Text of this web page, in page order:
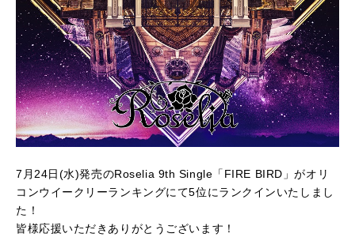
7月24日(水)発売のRoselia 9th Single「FIRE BIRD」がオリ
コンウイークリーランキングにて5位にランクインいたしまし
た！
皆様応援いただきありがとうございます！